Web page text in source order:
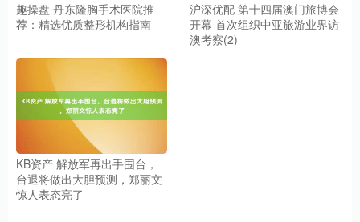
趣操盘 丹东隆胸手术医院推
荐：精选优质整形机构指南
沪深优配 第十四届澳门旅博会
开幕 首次组织中亚旅游业界访
澳考察(2)
KB资产 解放军再出手围台，
台退将做出大胆预测，郑丽文
惊人表态亮了